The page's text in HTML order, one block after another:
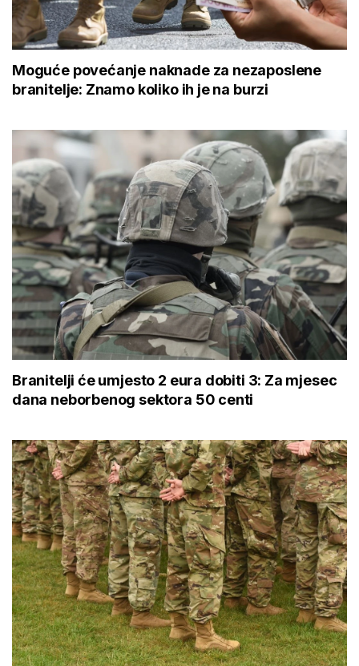
Moguće povećanje naknade za nezaposlene
branitelje: Znamo koliko ih je na burzi
Branitelji će umjesto 2 eura dobiti 3: Za mjesec
dana neborbenog sektora 50 centi